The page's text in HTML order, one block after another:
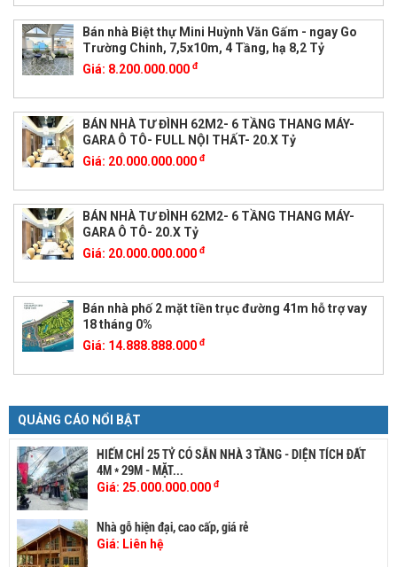
Bán nhà Biệt thự Mini Huỳnh Văn Gấm - ngay Go
Trường Chinh, 7,5x10m, 4 Tầng, hạ 8,2 Tỷ
Giá: 8.200.000.000 đ
BÁN NHÀ TƯ ĐÌNH 62M2- 6 TẦNG THANG MÁY-
GARA Ô TÔ- FULL NỘI THẤT- 20.X Tỷ
Giá: 20.000.000.000 đ
BÁN NHÀ TƯ ĐÌNH 62M2- 6 TẦNG THANG MÁY-
GARA Ô TÔ- 20.X Tỷ
Giá: 20.000.000.000 đ
Bán nhà phố 2 mặt tiền trục đường 41m hỗ trợ vay
18 tháng 0%
Giá: 14.888.888.000 đ
QUẢNG CÁO NỔI BẬT
HIẾM CHỈ 25 TỶ CÓ SẴN NHÀ 3 TẦNG - DIỆN TÍCH ĐẤT
4M * 29M - MẶT...
Giá: 25.000.000.000 đ
Nhà gỗ hiện đại, cao cấp, giá rẻ
Giá: Liên hệ